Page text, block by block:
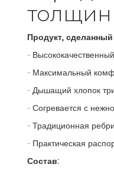
Продукт,
-
- Максимальный
- Дышащий хлопок
- Согревается с
- Традиционная
- Практическая
Состав: